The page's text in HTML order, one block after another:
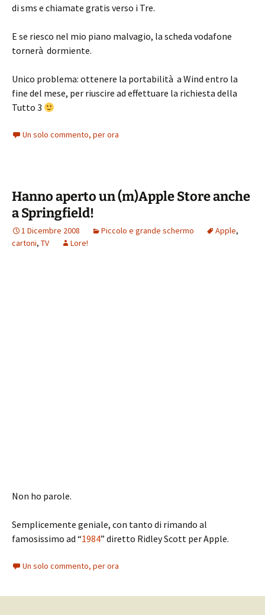
di sms e chiamate gratis verso i Tre.
E se riesco nel mio piano malvagio, la scheda vodafone
tornerà dormiente.
Unico problema: ottenere la portabilità a Wind entro la
fine del mese, per riuscire ad effettuare la richiesta della
Tutto 3
Un solo commento, per ora
Hanno aperto un (m)Apple Store anche
a Springfield!
1 Dicembre 2008 Piccolo e grande schermo Apple,
cartoni, TV Lore!
Non ho parole.
Semplicemente geniale, con tanto di rimando al
famosissimo ad “1984” diretto Ridley Scott per Apple.
Un solo commento, per ora